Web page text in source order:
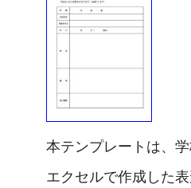
本テンプレートは、
エクセルで作成した